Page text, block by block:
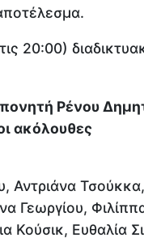
20:00)
Ρένου
ακόλουθες
Αντριάνα
Γεωργίου,
Κούσικ, Ευθαλία